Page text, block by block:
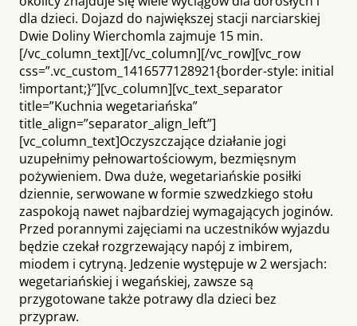
dla dzieci. Dojazd do największej stacji narciarskiej
Dwie Doliny Wierchomla zajmuje 15 min.
[/vc_column_text][/vc_column][/vc_row][vc_row
css=”.vc_custom_1416577128921{border-style: initial
!important;}”][vc_column][vc_text_separator
title=”Kuchnia wegetariańska”
title_align=”separator_align_left”]
[vc_column_text]Oczyszczające działanie jogi
uzupełnimy pełnowartościowym, bezmięsnym
pożywieniem. Dwa duże, wegetariańskie posiłki
dziennie, serwowane w formie szwedzkiego stołu
zaspokoją nawet najbardziej wymagających joginów.
Przed porannymi zajęciami na uczestników wyjazdu
będzie czekał rozgrzewający napój z imbirem,
miodem i cytryną. Jedzenie występuje w 2 wersjach:
wegetariańskiej i wegańskiej, zawsze są
przygotowane także potrawy dla dzieci bez
przypraw.